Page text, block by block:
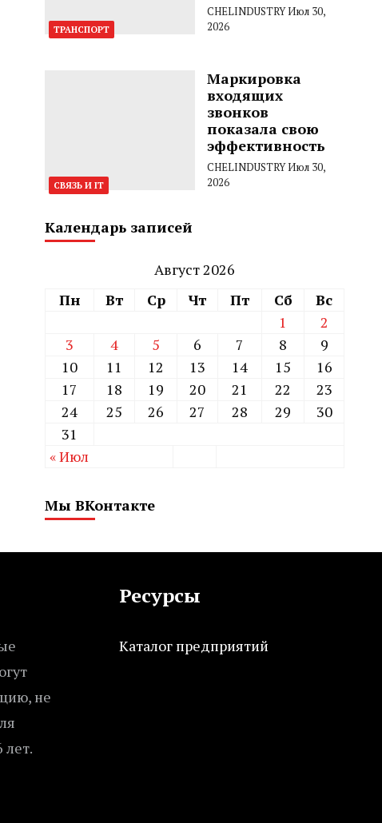
ТРАНСПОРТ
CHELINDUSTRYИюл 30,
2026
СВЯЗЬ И IT
Маркировка
входящих
звонков
показала свою
эффективность
CHELINDUSTRYИюл 30,
2026
Календарь записей
Август 2026
Пн
Вт Ср Чт Пт Сб
Вс
1
2
3
4 5 6 7 8
9
10
11 12 13 14 15
16
17
18 19 20 21 22
23
24
25 26 27 28 29
30
31
« Июл
Мы ВКонтакте
не
лет.
Ресурсы
Каталог предприятий